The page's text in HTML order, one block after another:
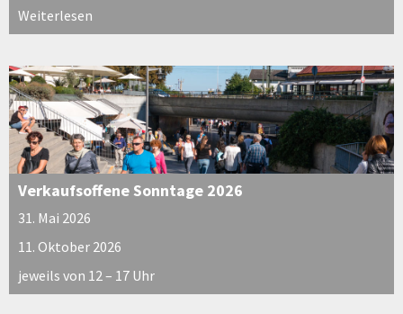
Weiterlesen
Verkaufsoffene Sonntage 2026
31. Mai 2026
11. Oktober 2026
jeweils von 12 – 17 Uhr